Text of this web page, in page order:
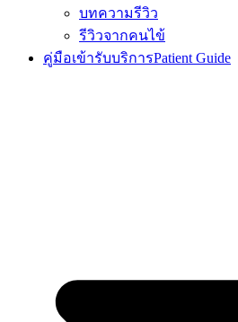
บทความรีวิว
รีวิวจากคนไข้
คู่มือเข้ารับบริการPatient Guide